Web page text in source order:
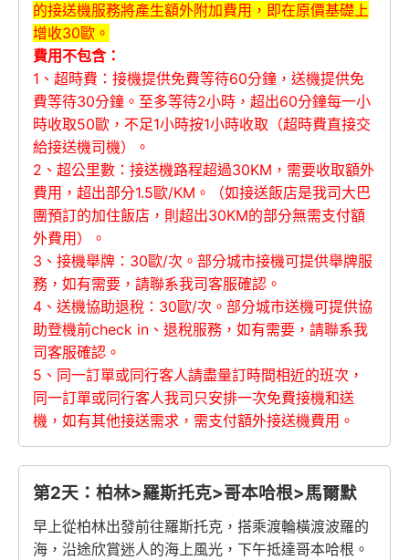
的接送機服務將產生額外附加費用，即在原價基礎上
增收30歐。
費用不包含：
1、超時費：接機提供免費等待60分鐘，送機提供免
費等待30分鐘。至多等待2小時，超出60分鐘每一小
時收取50歐，不足1小時按1小時收取（超時費直接交
給接送機司機）。
2、超公里數：接送機路程超過30KM，需要收取額外
費用，超出部分1.5歐/KM。（如接送飯店是我司大巴
團預訂的加住飯店，則超出30KM的部分無需支付額
外費用）。
3、接機舉牌：30歐/次。部分城市接機可提供舉牌服
務，如有需要，請聯系我司客服確認。
4、送機協助退稅：30歐/次。部分城市送機可提供協
助登機前check in、退稅服務，如有需要，請聯系我
司客服確認。
5 、同一訂單或同行客人請盡量訂時間相近的班次，
同一訂單或同行客人我司只安排一次免費接機和送
機，如有其他接送需求，需支付額外接送機費用。
第2天：柏林>羅斯托克>哥本哈根>馬爾默
早上從柏林出發前往羅斯托克，搭乘渡輪橫渡波羅的
海，沿途欣賞迷人的海上風光，下午抵達哥本哈根。